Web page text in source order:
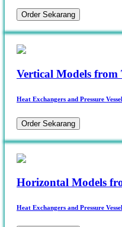
Order Sekarang
Vertical Models from
Heat Exchangers and Pressure
Order Sekarang
Horizontal Models
Heat Exchangers and Pressure